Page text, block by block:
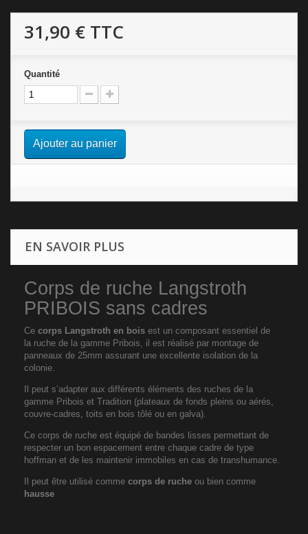
31,90 € TTC
Quantité
Ajouter au panier
EN SAVOIR PLUS
Corps de ruche Langstroth
PRIBOIS sans cadres
Ce corps Langstroth en bois est un composant essentiel de
la ruche de la gamme Pribois, il est réalisé par montage de
panneaux de 25mm assurant une excellente isolation de la
colonie.
Il peut s’adapter aux différents éléments des ruches de la
gamme Pribois et Tradition (plateaux de fonds pleins ou aérés,
couvre-cadres, toits en bois tôlé ou en galva).
Ce corps de ruche est équipé de bandes lisses permettant de
respecter un bon espacement entre chaque cadre de type
hoffman et de les maintenir immobiles en cas de transhumance.
Il peut être utilisé comme corps de ruche ou bien comme
hausse